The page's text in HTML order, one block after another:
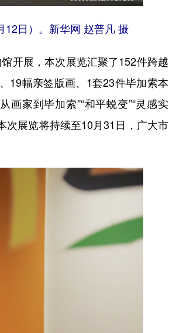
日）。新华网 赵普凡 摄
展，本次展览汇聚了152件跨越
19幅亲签版画、1套23件毕加索本
家到毕加索”“和平蜕变”“灵感实
次展览将持续至10月31日，广大市